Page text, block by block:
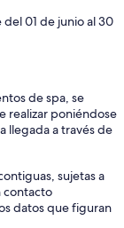
01 de junio al 30
de spa, se
realizar poniéndose
llegada a través de
sujetas a
contacto
datos que figuran